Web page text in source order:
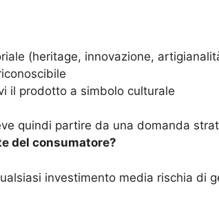
(heritage, innovazione,
il prodotto a simbolo culturale
quindi partire da una domanda
del consumatore?
investimento media rischia di